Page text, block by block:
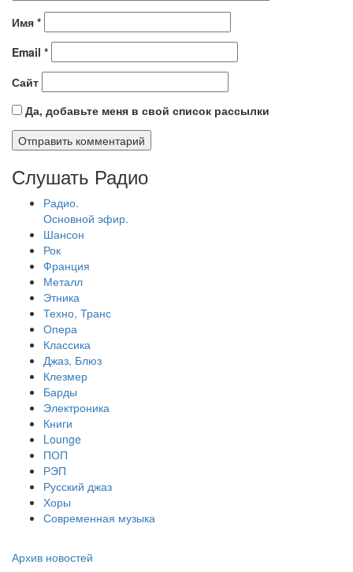
Имя *
Email *
Сайт
Да, добавьте меня в свой список рассылки
Слушать Радио
Радио.
Основной эфир.
Шансон
Рок
Франция
Металл
Этника
Техно, Транс
Опера
Классика
Джаз, Блюз
Клезмер
Барды
Электроника
Книги
Lounge
ПОП
РЭП
Русский джаз
Хоры
Современная музыка
Архив новостей